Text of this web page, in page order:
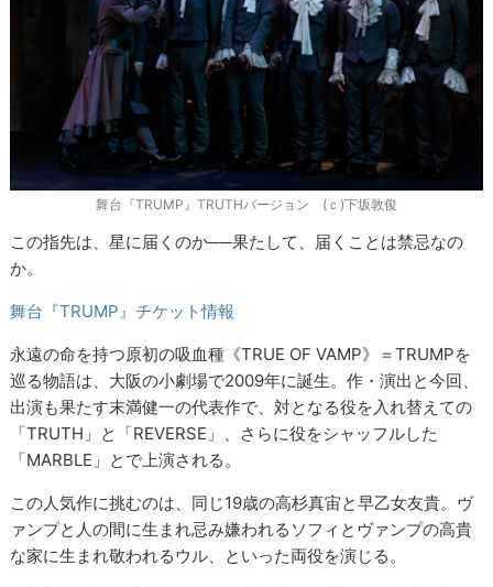
舞台『TRUMP』TRUTHバージョン (ｃ)下坂敦俊
この指先は、星に届くのか──果たして、届くことは禁忌なの
か。
舞台『TRUMP』チケット情報
永遠の命を持つ原初の吸血種《TRUE OF VAMP》＝TRUMPを
巡る物語は、大阪の小劇場で2009年に誕生。作・演出と今回、
出演も果たす末満健一の代表作で、対となる役を入れ替えての
「TRUTH」と「REVERSE」、さらに役をシャッフルした
「MARBLE」とで上演される。
この人気作に挑むのは、同じ19歳の高杉真宙と早乙女友貴。ヴ
ァンプと人の間に生まれ忌み嫌われるソフィとヴァンプの高貴
な家に生まれ敬われるウル、といった両役を演じる。